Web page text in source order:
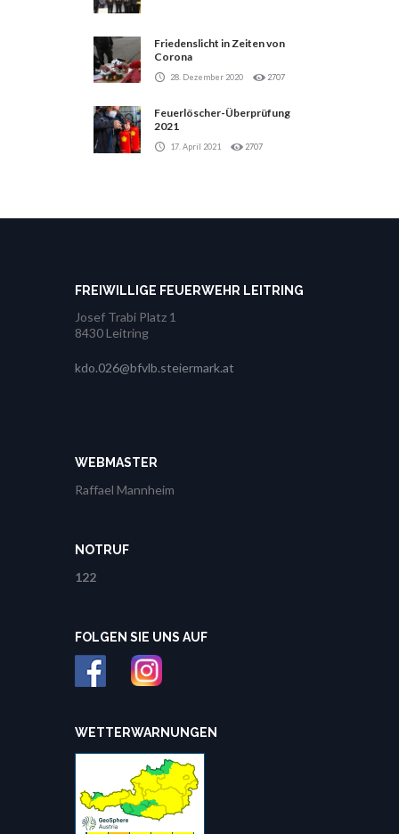
Friedenslicht in Zeiten von
Corona
28. Dezember 2020 2707
Feuerlöscher-Überprüfung
2021
17. April 2021 2707
FREIWILLIGE FEUERWEHR LEITRING
Josef Trabi Platz 1
8430 Leitring
kdo.026@bfvlb.steiermark.at
WEBMASTER
Raffael Mannheim
NOTRUF
122
FOLGEN SIE UNS AUF
WETTERWARNUNGEN